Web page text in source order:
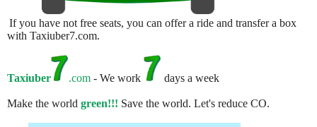
If you have not free seats, you can offer a ride and transfer a box
with Taxiuber7.com.
Taxiuber .com - We work days a week
Make the world green!!! Save the world. Let's reduce CO.